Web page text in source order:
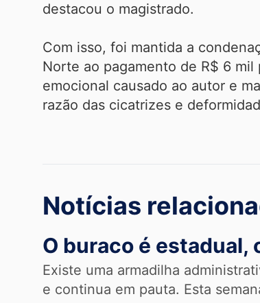
destacou o magistrado.
Com isso, foi mantida a
Norte ao pagamento de R$ 6
emocional causado ao autor e
razão das cicatrizes e
Notícias
O buraco é estadual,
Existe uma armadilha
e continua em pauta. Esta